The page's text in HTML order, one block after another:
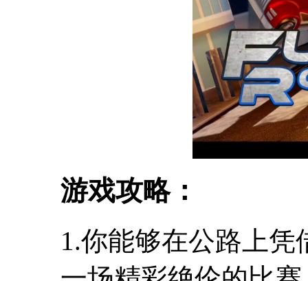
游戏攻略：
1.你能够在公路上